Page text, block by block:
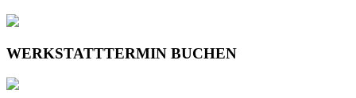
WERKSTATTTERMIN BUCHEN